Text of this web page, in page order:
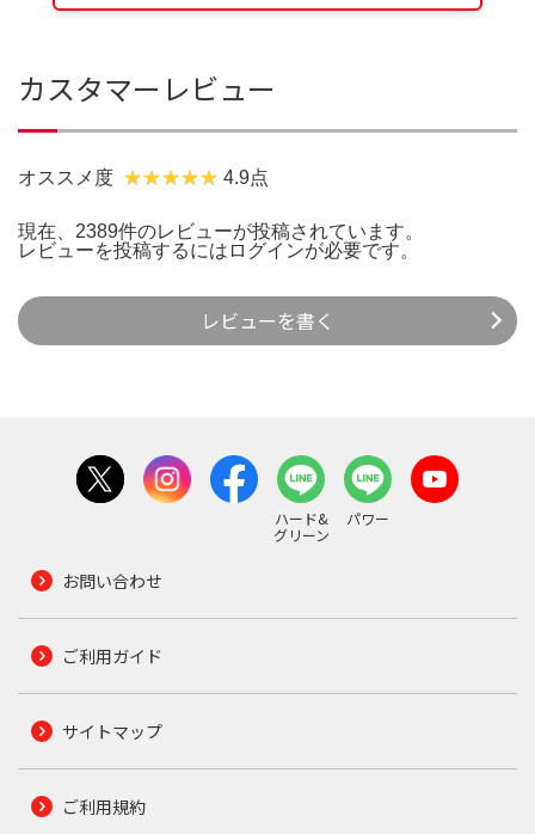
カスタマーレビュー
オススメ度 4.9点
現在、2389件のレビューが投稿されています。
レビューを投稿するには ログインが必要です。
レビューを書く
ハード&
グリーン
パワー
お問い合わせ
ご利用ガイド
サイトマップ
ご利用規約